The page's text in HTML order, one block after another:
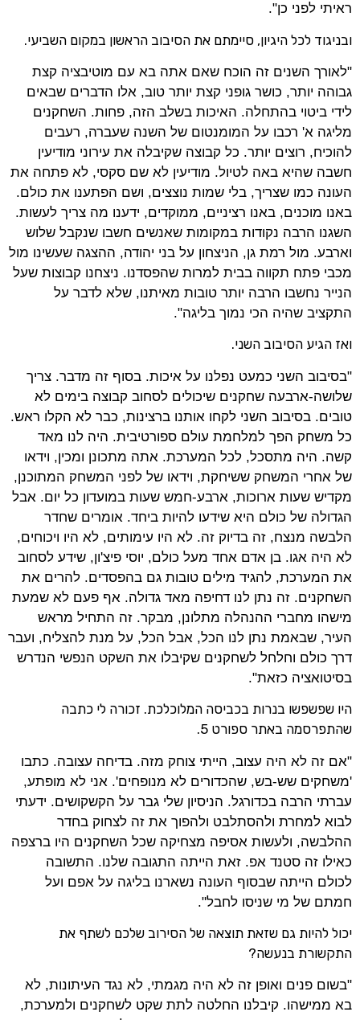
ראיתי לפני כן".
ובניגוד לכל היגיון, סיימתם את הסיבוב הראשון במקום השביעי.
"לאורך השנים זה הוכח שאם אתה בא עם מוטיבציה קצת
גבוהה יותר, כושר גופני קצת יותר טוב, אלו הדברים שבאים
לידי ביטוי בהתחלה. האיכות בשלב הזה, פחות. השחקנים
מליגה א' רכבו על המומנטום של השנה שעברה, רעבים
להוכיח, רוצים יותר. כל קבוצה שקיבלה את עירוני מודיעין
חשבה שהיא באה לטיול. מודיעין לא שם סקסי, לא פתחה את
העונה כמו שצריך, בלי שמות נוצצים, ושם הפתענו את כולם.
באנו מוכנים, באנו רציניים, ממוקדים, ידענו מה צריך לעשות.
השגנו הרבה נקודות במקומות שאנשים חשבו שנקבל שלוש
וארבע. מול רמת גן, הניצחון על בני יהודה, ההצגה שעשינו מול
מכבי פתח תקווה בבית למרות שהפסדנו. ניצחנו קבוצות שעל
הנייר נחשבו הרבה יותר טובות מאיתנו, שלא לדבר על
התקציב שהיה הכי נמוך בליגה".
ואז הגיע הסיבוב השני.
"בסיבוב השני כמעט נפלנו על איכות. בסוף זה מדבר. צריך
שלושה-ארבעה שחקנים שיכולים לסחוב קבוצה בימים לא
טובים. בסיבוב השני לקחו אותנו ברצינות, כבר לא הקלו ראש.
כל משחק הפך למלחמת עולם ספורטיבית. היה לנו מאד
קשה. היה מתסכל, לכל המערכת. אתה מתכונן ומכין, וידאו
של אחרי המשחק ששיחקת, וידאו של לפני המשחק המתוכנן,
מקדיש שעות ארוכות, ארבע-חמש שעות במועדון כל יום. אבל
הגדולה של כולם היא שידעו להיות ביחד. אומרים שחדר
הלבשה מנצח, זה בדיוק זה. לא היו עימותים, לא היו ויכוחים,
לא היה אגו. בן אדם אחד מעל כולם, יוסי פיצ'ון, שידע לסחוב
את המערכת, להגיד מילים טובות גם בהפסדים. להרים את
השחקנים. זה נתן לנו דחיפה מאד גדולה. אף פעם לא שמעת
מישהו מחברי ההנהלה מתלונן, מבקר. זה התחיל מראש
העיר, שבאמת נתן לנו הכל, אבל הכל, על מנת להצליח, ועבר
דרך כולם וחלחל לשחקנים שקיבלו את השקט הנפשי הנדרש
בסיטואציה כזאת".
היו שפשפשו בנרות בכביסה המלוכלכת. זכורה לי כתבה
שהתפרסמה באתר ספורט 5.
"אם זה לא היה עצוב, הייתי צוחק מזה. בדיחה עצובה. כתבו
'משחקים שש-בש, שהכדורים לא מנופחים'. אני לא מופתע,
עברתי הרבה בכדורגל. הניסיון שלי גבר על הקשקושים. ידעתי
לבוא למחרת ולהסתלבט ולהפוך את זה לצחוק בחדר
ההלבשה, ולעשות אסיפה מצחיקה שכל השחקנים היו ברצפה
כאילו זה סטנד אפ. זאת הייתה התגובה שלנו. התשובה
לכולם הייתה שבסוף העונה נשארנו בליגה על אפם ועל
חמתם של מי שניסו לחבל".
יכול להיות גם שזאת תוצאה של הסירוב שלכם לשתף את
התקשורת בנעשה?
"בשום פנים ואופן זה לא היה מגמתי, לא נגד העיתונות, לא
בא ממישהו. קיבלנו החלטה לתת שקט לשחקנים ולמערכת,